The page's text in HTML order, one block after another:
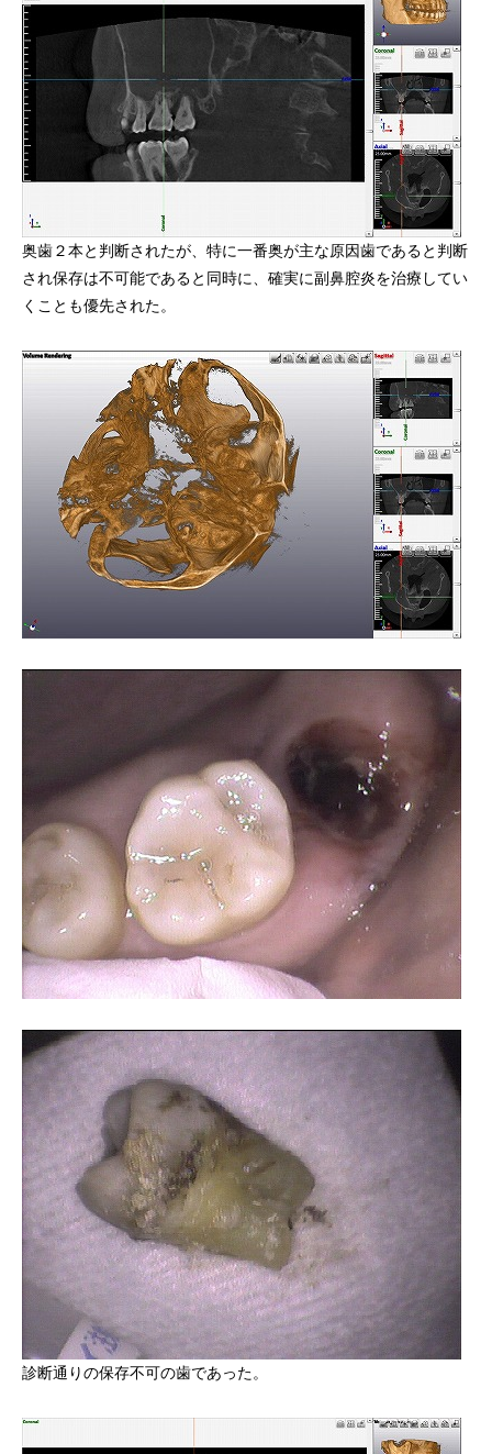
奥歯２本と判断されたが、特に一番奥が主な原因歯であると判断
され保存は不可能であると同時に、確実に副鼻腔炎を治療してい
くことも優先された。
診断通りの保存不可の歯であった。